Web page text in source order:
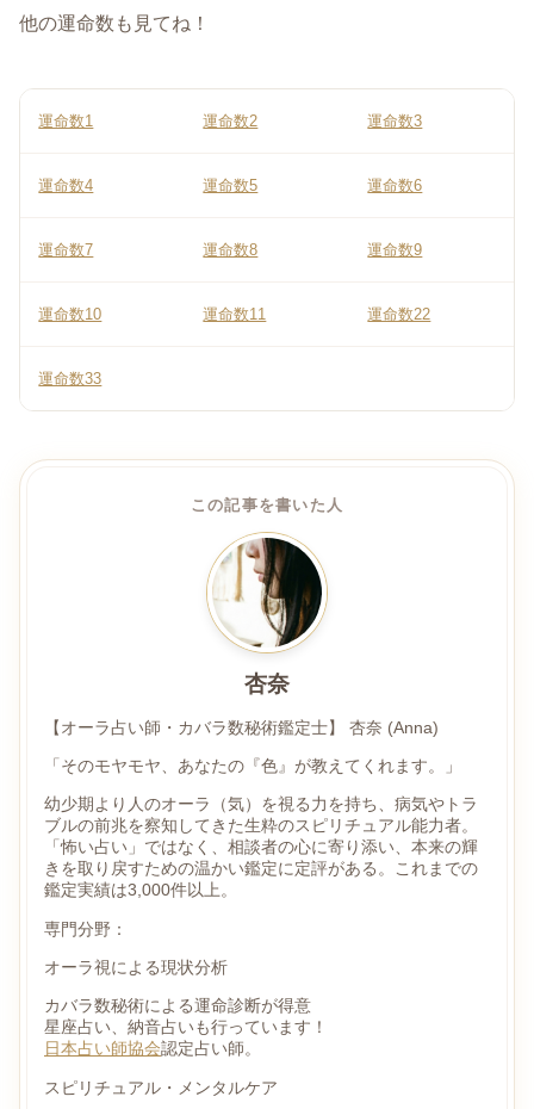
他の運命数も見てね！
運命数1 運命数2 運命数3
運命数4 運命数5 運命数6
運命数7 運命数8 運命数9
運命数10 運命数11 運命数22
運命数33
この記事を書いた人
杏奈
【オーラ占い師・カバラ数秘術鑑定士】 杏奈 (Anna)
「そのモヤモヤ、あなたの『色』が教えてくれます。」
幼少期より人のオーラ（気）を視る力を持ち、病気やトラ
ブルの前兆を察知してきた生粋のスピリチュアル能力者。
「怖い占い」ではなく、相談者の心に寄り添い、本来の輝
きを取り戻すための温かい鑑定に定評がある。これまでの
鑑定実績は3,000件以上。
専門分野：
オーラ視による現状分析
カバラ数秘術による運命診断が得意
星座占い、納音占いも行っています！
日本占い師協会認定占い師。
スピリチュアル・メンタルケア